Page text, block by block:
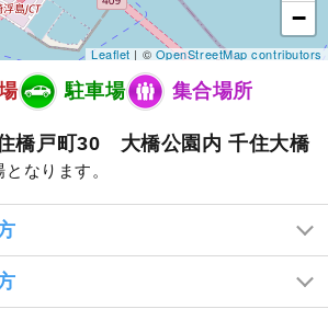
−
Leaflet| ©OpenStreetMap contributors
駐車場 集合場所
橋戸町30 大橋公園内 千住大橋
なります。